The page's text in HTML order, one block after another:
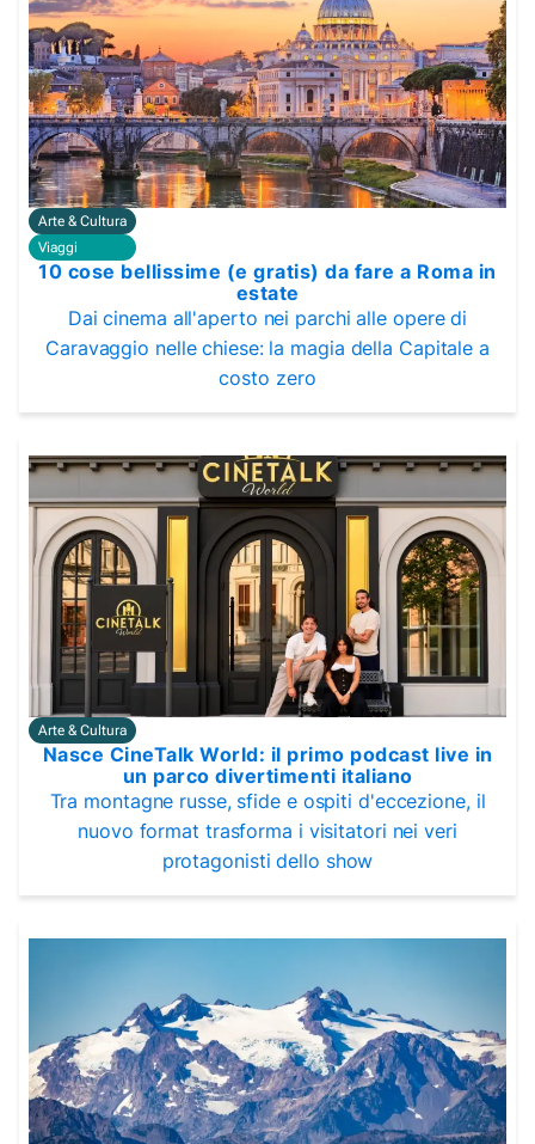
Arte & Cultura
Viaggi
10 cose bellissime (e gratis) da fare a Roma in
estate
Dai cinema all'aperto nei parchi alle opere di
Caravaggio nelle chiese: la magia della Capitale a
costo zero
Arte & Cultura
Nasce CineTalk World: il primo podcast live in
un parco divertimenti italiano
Tra montagne russe, sfide e ospiti d'eccezione, il
nuovo format trasforma i visitatori nei veri
protagonisti dello show